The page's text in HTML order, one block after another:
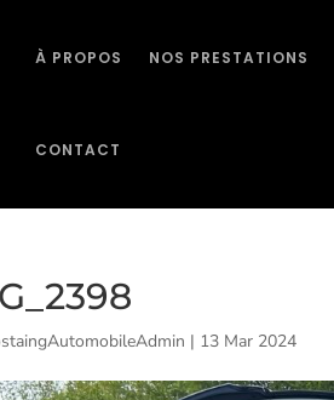
À PROPOS NOS PRESTATIONS
CONTACT
| 13 Mar 2024